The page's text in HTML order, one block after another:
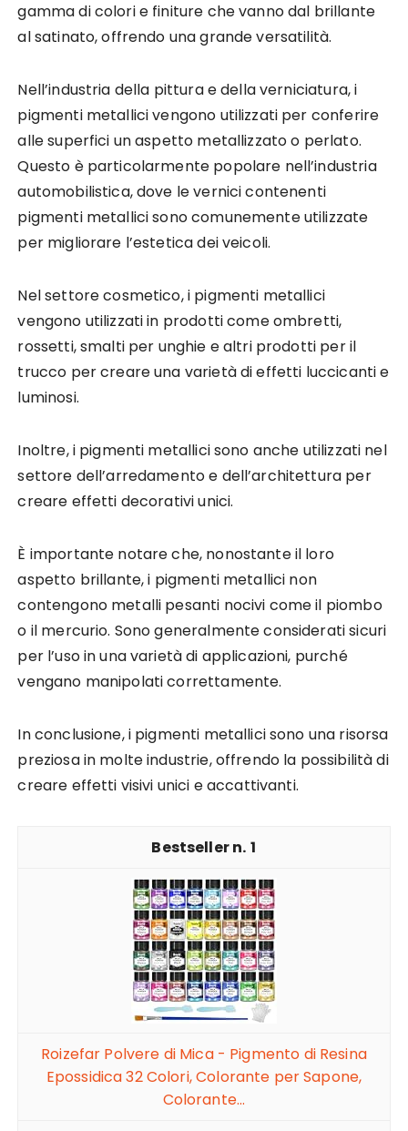
gamma di colori e finiture che vanno dal brillante
al satinato, offrendo una grande versatilità.
Nell’industria della pittura e della verniciatura, i
pigmenti metallici vengono utilizzati per conferire
alle superfici un aspetto metallizzato o perlato.
Questo è particolarmente popolare nell’industria
automobilistica, dove le vernici contenenti
pigmenti metallici sono comunemente utilizzate
per migliorare l’estetica dei veicoli.
Nel settore cosmetico, i pigmenti metallici
vengono utilizzati in prodotti come ombretti,
rossetti, smalti per unghie e altri prodotti per il
trucco per creare una varietà di effetti luccicanti e
luminosi.
Inoltre, i pigmenti metallici sono anche utilizzati nel
settore dell’arredamento e dell’architettura per
creare effetti decorativi unici.
È importante notare che, nonostante il loro
aspetto brillante, i pigmenti metallici non
contengono metalli pesanti nocivi come il piombo
o il mercurio. Sono generalmente considerati sicuri
per l’uso in una varietà di applicazioni, purché
vengano manipolati correttamente.
In conclusione, i pigmenti metallici sono una risorsa
preziosa in molte industrie, offrendo la possibilità di
creare effetti visivi unici e accattivanti.
1
Roizefar Polvere di Mica - Pigmento di Resina
Epossidica 32 Colori, Colorante per Sapone,
Colorante...